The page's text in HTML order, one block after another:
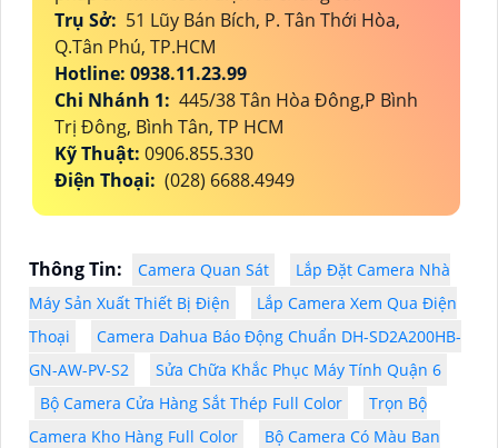
Trụ Sở: 51 Lũy Bán Bích, P. Tân Thới Hòa,
Q.Tân Phú, TP.HCM
Hotline: 0938.11.23.99
Chi Nhánh 1: 445/38 Tân Hòa Đông,P Bình
Trị Đông, Bình Tân, TP HCM
Kỹ Thuật: 0906.855.330
Điện Thoại: (028) 6688.4949
Thông Tin: Camera Quan Sát
Lắp Đặt Camera Nhà
Máy Sản Xuất Thiết Bị Điện
Lắp Camera Xem Qua Điện
Thoại
Camera Dahua Báo Động Chuẩn DH-SD2A200HB-
GN-AW-PV-S2
Sửa Chữa Khắc Phục Máy Tính Quận 6
Bộ Camera Cửa Hàng Sắt Thép Full Color
Trọn Bộ
Camera Kho Hàng Full Color
Bộ Camera Có Màu Ban